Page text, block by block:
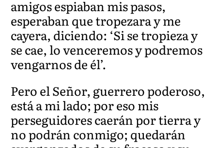
amigos espiaban mis pasos,
esperaban que tropezara y me
cayera, diciendo: ‘Si se tropieza y
se cae, lo venceremos y podremos
vengarnos de él’.
Pero el Señor, guerrero poderoso,
está a mi lado; por eso mis
perseguidores caerán por tierra y
no podrán conmigo; quedarán